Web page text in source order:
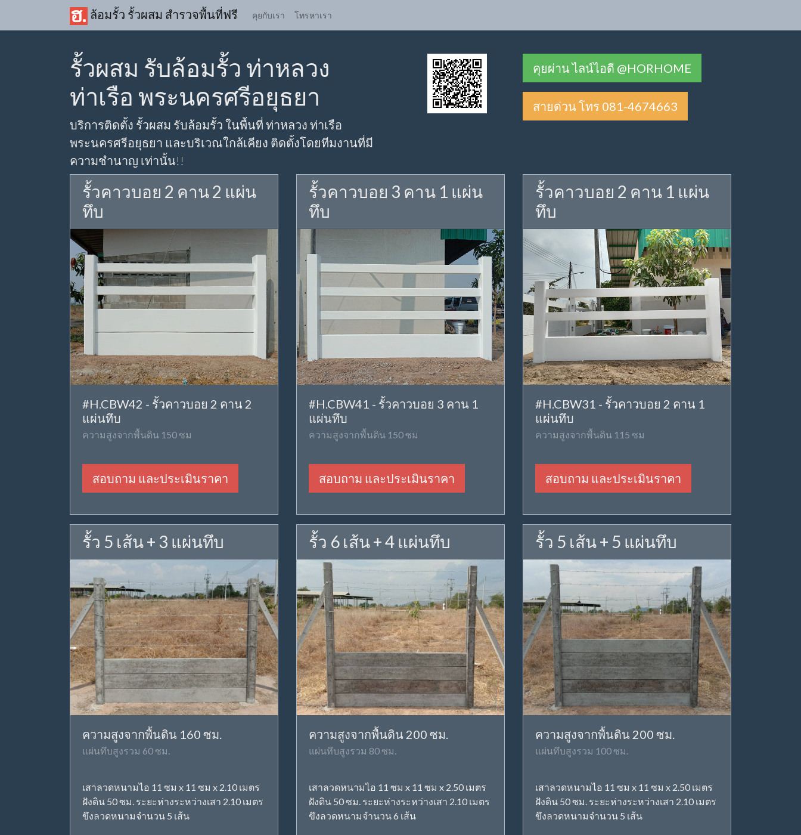
ล้อมรั้ว รั้วผสม สำรวจพื้นที่ฟรี คุยกับเรา โทรหาเรา
รั้วผสม รับล้อมรั้ว ท่าหลวง
ท่าเรือ พระนครศรีอยุธยา
บริการติดตั้ง รั้วผสม รับล้อมรั้ว ในพื้นที่ ท่าหลวง ท่าเรือ
พระนครศรีอยุธยา และบริเวณใกล้เคียง ติดตั้งโดยทีมงานที่มี
ความชำนาญ เท่านั้น!!
คุยผ่าน ไลน์ไอดี @HORHOME
สายด่วน โทร 081-4674663
รั้วคาวบอย 2 คาน 2 แผ่น
ทึบ
#H.CBW42 - รั้วคาวบอย 2 คาน 2
แผ่นทึบ
ความสูงจากพื้นดิน 150 ซม
สอบถาม และประเมินราคา
รั้วคาวบอย 3 คาน 1 แผ่น
ทึบ
#H.CBW41 - รั้วคาวบอย 3 คาน 1
แผ่นทึบ
ความสูงจากพื้นดิน 150 ซม
สอบถาม และประเมินราคา
รั้วคาวบอย 2 คาน 1 แผ่น
ทึบ
#H.CBW31 - รั้วคาวบอย 2 คาน 1
แผ่นทึบ
ความสูงจากพื้นดิน 115 ซม
สอบถาม และประเมินราคา
รั้ว 5 เส้น + 3 แผ่นทึบ
ความสูงจากพื้นดิน 160 ซม.
แผ่นทึบสูงรวม 60 ซม.
เสาลวดหนามไอ 11 ซม x 11 ซม x 2.10 เมตร
ฝังดิน 50 ซม. ระยะห่างระหว่างเสา 2.10 เมตร
ขึงลวดหนามจำนวน 5 เส้น
รั้ว 6 เส้น + 4 แผ่นทึบ
ความสูงจากพื้นดิน 200 ซม.
แผ่นทึบสูงรวม 80 ซม.
เสาลวดหนามไอ 11 ซม x 11 ซม x 2.50 เมตร
ฝังดิน 50 ซม. ระยะห่างระหว่างเสา 2.10 เมตร
ขึงลวดหนามจำนวน 6 เส้น
รั้ว 5 เส้น + 5 แผ่นทึบ
ความสูงจากพื้นดิน 200 ซม.
แผ่นทึบสูงรวม 100 ซม.
เสาลวดหนามไอ 11 ซม x 11 ซม x 2.50 เมตร
ฝังดิน 50 ซม. ระยะห่างระหว่างเสา 2.10 เมตร
ขึงลวดหนามจำนวน 5 เส้น